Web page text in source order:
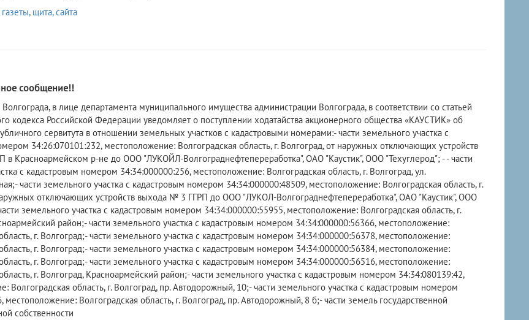
щита, сайта
сообщение!!
в лице департамента муниципального имущества администрации Волгограда, в соответствии со статьей
кодекса Российской Федерации уведомляет о поступлении ходатайства акционерного общества «КАУСТИК» об
сервитута в отношении земельных участков с кадастровыми номерами:- части земельного участка с
34:26:070101:232, местоположение: Волгоградская область, г. Волгоград, от наружных отключающих устройств
в Красноармейском р-не до ООО "ЛУКОЙЛ-Волгограднефтепереработка", ОАО "Каустик", ООО "Техуглерод"; - - части
с кадастровым номером 34:34:000000:256, местоположение: Волгоградская область, г. Волгоград, ул.
части земельного участка с кадастровым номером 34:34:000000:48509, местоположение: Волгоградская область, г.
отключающих устройств выхода № 3 ГГРП до ООО "ЛУКОЛ-Волгограднефтепереработка", ОАО "Каустик", ООО
земельного участка с кадастровым номером 34:34:000000:55955, местоположение: Волгоградская область, г.
район;- части земельного участка с кадастровым номером 34:34:000000:56366, местоположение:
г. Волгоград;- части земельного участка с кадастровым номером 34:34:000000:56378, местоположение:
г. Волгоград;- части земельного участка с кадастровым номером 34:34:000000:56384, местоположение:
г. Волгоград;- части земельного участка с кадастровым номером 34:34:000000:56516, местоположение:
г. Волгоград, Красноармейский район;- части земельного участка с кадастровым номером 34:34:080139:42,
Волгоградская область, г. Волгоград, пр. Автодорожный, 10;- части земельного участка с кадастровым номером
местоположение: Волгоградская область, г. Волгоград, пр. Автодорожный, 8 б;- части земель государственной
собственности